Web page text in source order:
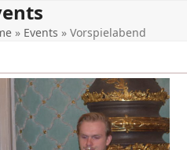
» Events » Vorspielabend